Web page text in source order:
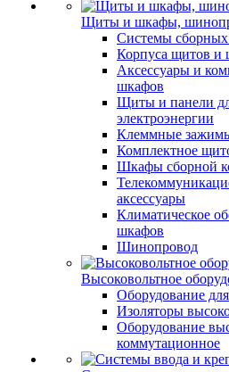
Щиты и шкафы,
Системы
Корпуса щитов и
Аксессуары и
шкафов
Щиты и панели
электроэнергии
Клеммные
Комплектное
Шкафы сборной
аксессуары
Климатическое
шкафов
Шинопровод
Высоковольтное
Оборудование
Изоляторы
Оборудование
коммутационное